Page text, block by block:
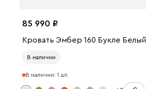
85 990
Кровать Эмбер 160 Букле Белый
В наличии
В наличии: 1 шт.